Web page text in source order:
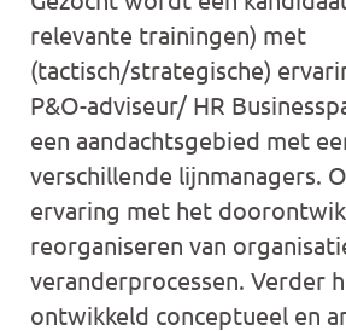
relevante trainingen) met
(tactisch/strategische)
P&O-adviseur/ HR
een aandachtsgebied met
verschillende lijnmanagers.
ervaring met het
reorganiseren van
veranderprocessen. Verder
ontwikkeld conceptueel en